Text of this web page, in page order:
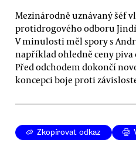
Mezinárodně uznávaný šéf
protidrogového odboru
V minulosti měl spory s
například ohledně ceny piva
Před odchodem dokončí
koncepci boje proti
Zkopírovat odkaz